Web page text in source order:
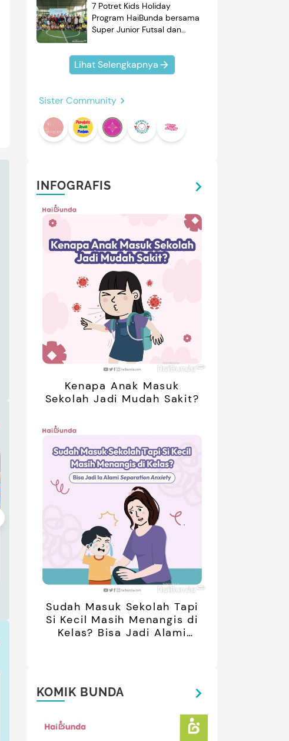
Produk
Anak Bosan Saat Libur? Coba 7
Mainan Tanpa Gadget Ini!
01:20
Deretan Artis yang Menetap di
Luar Negeri Usai Menikah, Intip
5 Potret Terbarunya
5 Potret Kedekatan Alyssa
Daguise Bersama Ayahanda
asal Prancis, Dipuji Tampan
oleh Netizen
7 Potret Kids Holiday
Program HaiBunda bersama
Super Junior Futsal dan
Kompak Banget!
Lihat Selengkapnya
Sister Community
INFOGRAFIS
Kenapa Anak Masuk
Sekolah Jadi Mudah Sakit?
Sudah Masuk Sekolah Tapi
Si Kecil Masih Menangis di
Kelas? Bisa Jadi Alami
KOMIK BUNDA